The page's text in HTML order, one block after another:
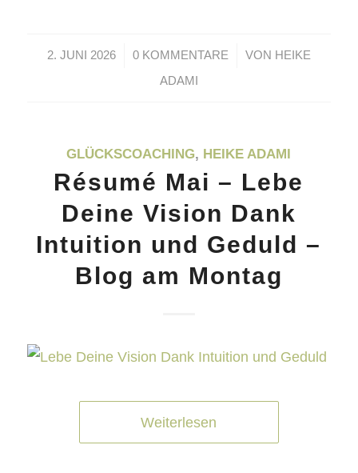
2. JUNI 2026
/ 0 KOMMENTARE
/ VON HEIKE
ADAMI
GLÜCKSCOACHING, HEIKE ADAMI
Résumé Mai – Lebe
Deine Vision Dank
Intuition und Geduld –
Blog am Montag
Weiterlesen